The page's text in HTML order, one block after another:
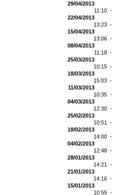
29/04/2013
11:10 -
22/04/2013
13:23 -
15/04/2013
13:06 -
08/04/2013
11:18 -
25/03/2013
10:15 -
18/03/2013
15:03 -
11/03/2013
10:35 -
04/03/2013
12:30 -
25/02/2013
10:51 -
18/02/2013
14:00 -
04/02/2013
12:48 -
28/01/2013
14:21 -
21/01/2013
14:16 -
15/01/2013
10:55 -